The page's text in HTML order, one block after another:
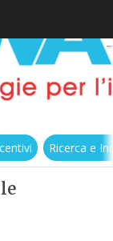
Ricerca e